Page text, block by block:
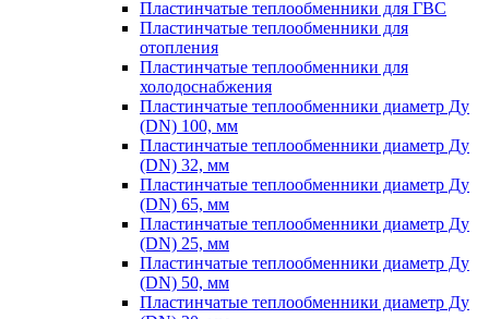
Пластинчатые теплообменники для ГВС
Пластинчатые теплообменники для
отопления
Пластинчатые теплообменники для
холодоснабжения
Пластинчатые теплообменники диаметр Ду
(DN) 100, мм
Пластинчатые теплообменники диаметр Ду
(DN) 32, мм
Пластинчатые теплообменники диаметр Ду
(DN) 65, мм
Пластинчатые теплообменники диаметр Ду
(DN) 25, мм
Пластинчатые теплообменники диаметр Ду
(DN) 50, мм
Пластинчатые теплообменники диаметр Ду